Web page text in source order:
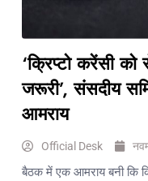
‘क्रिप्टो करेंसी
जरूरी’, संसदीय
आमराय
Official Desk
बैठक में एक आमराय बनी कि